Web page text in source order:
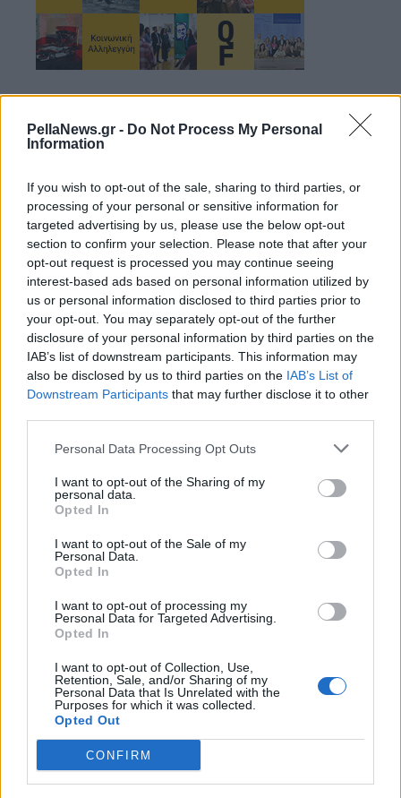
PellaNews.gr - Do Not Process My Personal
Information
If you wish to opt-out of the sale, sharing to third parties, or
processing of your personal or sensitive information for
targeted advertising by us, please use the below opt-out
section to confirm your selection. Please note that after your
opt-out request is processed you may continue seeing
interest-based ads based on personal information utilized by
us or personal information disclosed to third parties prior to
your opt-out. You may separately opt-out of the further
disclosure of your personal information by third parties on the
IAB’s list of downstream participants. This information may
also be disclosed by us to third parties on the IAB’s List of
Downstream Participants that may further disclose it to other
Personal Data Processing Opt Outs
I want to opt-out of the Sharing of my
personal data.
Opted In
I want to opt-out of the Sale of my
Personal Data.
Opted In
I want to opt-out of processing my
Personal Data for Targeted Advertising.
Opted In
I want to opt-out of Collection, Use,
Retention, Sale, and/or Sharing of my
Personal Data that Is Unrelated with the
Purposes for which it was collected.
Opted Out
CONFIRM
Ολική έκλειψη ηλίου
τη Δευτέρα 8 Απριλίου
- Έλληνες επιστήμονες
ταξιδεύουν για να
φαινόμενο
02 Απριλίου 2024
ΗΠΑ: Εκατομμύρια
παρακολουθήσουν την
έκλειψη ηλίου την
25 Οκτωβρίου 2022
Μερική έκλειψη Ηλίου
φαινόμενο